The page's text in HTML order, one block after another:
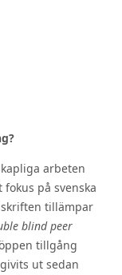
arbeten
på svenska
tillämpar
blind peer
tillgång
ut sedan